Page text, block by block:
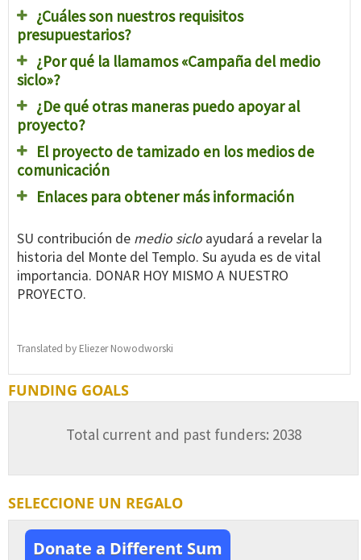
¿Cuáles son nuestros requisitos
presupuestarios?
¿Por qué la llamamos «Campaña del medio
siclo»?
¿De qué otras maneras puedo apoyar al
proyecto?
El proyecto de tamizado en los medios de
comunicación
Enlaces para obtener más información
SU contribución de medio siclo ayudará a revelar la
historia del Monte del Templo. Su ayuda es de vital
importancia. DONAR HOY MISMO A NUESTRO
PROYECTO.
Translated by Eliezer Nowodworski
FUNDING GOALS
Total current and past funders: 2038
SELECCIONE UN REGALO
Donate a Different Sum